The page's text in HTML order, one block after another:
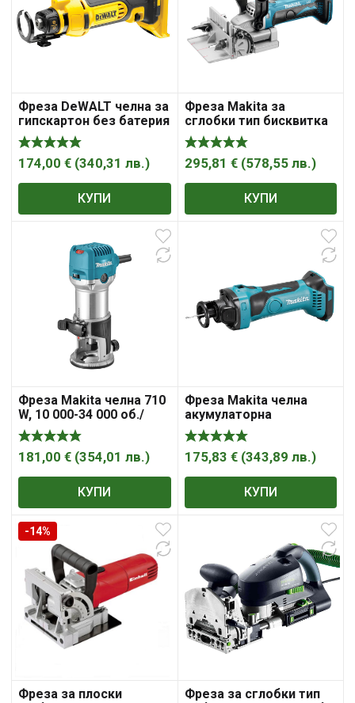
Фреза DeWALT челна за
гипскартон без батерия
и зарядно, 18 V, 26 000
об./мин, ф 3.28-6.4 мм,
DCS551N
174,00 € (340,31 лв.)
КУПИ
Фреза Makita за
сглобки тип бисквитка
без батерия и зарядно,
18 V, 6500 об./мин, 100
мм, DPJ180Z
295,81 € (578,55 лв.)
КУПИ
Фреза Makita челна 710
W, 10 000-34 000 об./
мин, ф 6-8 мм, RT0702C
181,00 € (354,01 лв.)
КУПИ
Фреза Makita челна
акумулаторна
175,83 € (343,89 лв.)
КУПИ
-14%
Фреза за плоски
Фреза за сглобки тип